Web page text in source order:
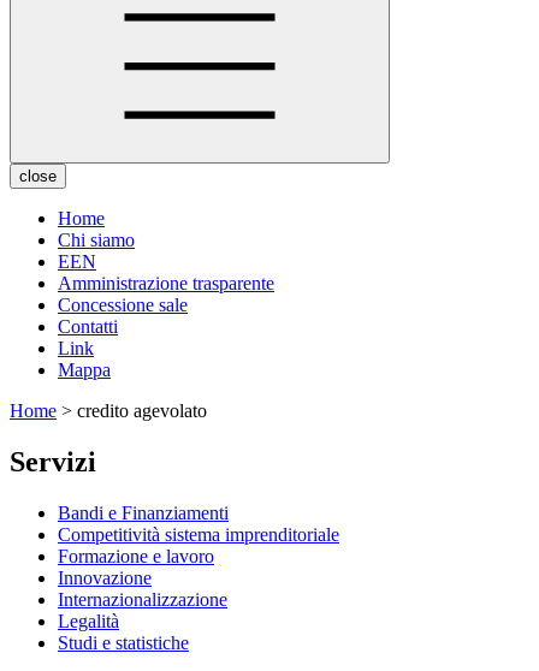
close
Home
Chi siamo
EEN
Amministrazione trasparente
Concessione sale
Contatti
Link
Mappa
Home > credito agevolato
Servizi
Bandi e Finanziamenti
Competitività sistema imprenditoriale
Formazione e lavoro
Innovazione
Internazionalizzazione
Legalità
Studi e statistiche